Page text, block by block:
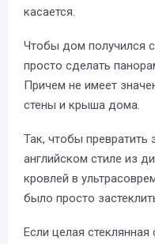
касается.
Чтобы дом получился
просто сделать
Причем не имеет
стены и крыша дома.
Так, чтобы превратить
английском стиле из
кровлей в
было просто
Если целая